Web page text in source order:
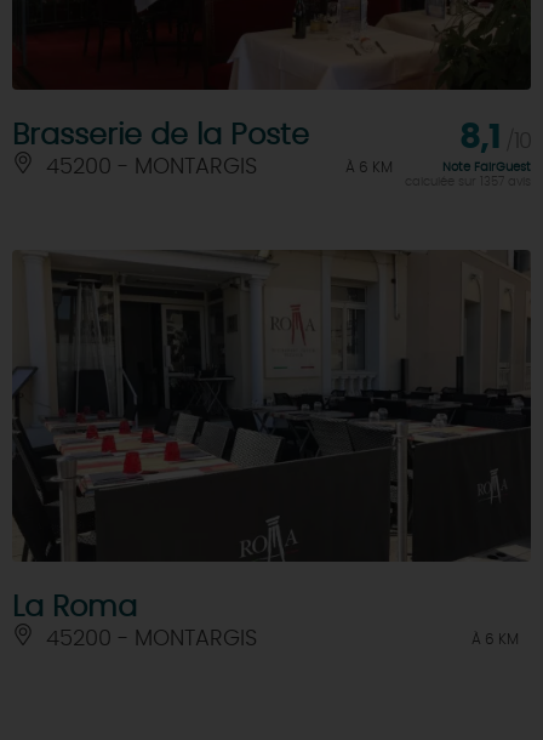
Brasserie de la Poste
45200 - MONTARGIS À 6 KM
8,1
Note FairGuest
calculée sur 1357 avis
La Roma
45200 - MONTARGIS À 6 KM